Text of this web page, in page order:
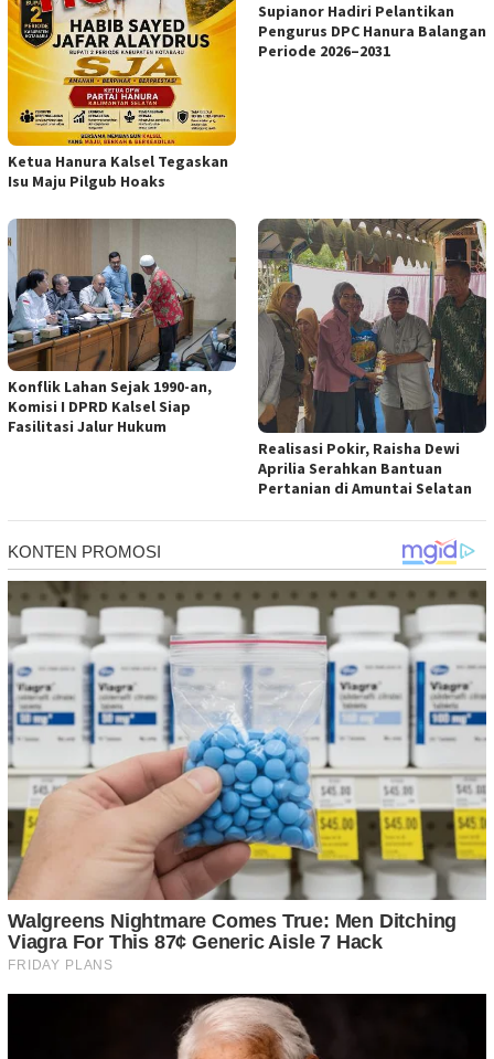
Ketua Hanura Kalsel Tegaskan
Isu Maju Pilgub Hoaks
Supianor Hadiri Pelantikan
Pengurus DPC Hanura Balangan
Periode 2026–2031
Konflik Lahan Sejak 1990-an,
Komisi I DPRD Kalsel Siap
Fasilitasi Jalur Hukum
Realisasi Pokir, Raisha Dewi
Aprilia Serahkan Bantuan
Pertanian di Amuntai Selatan